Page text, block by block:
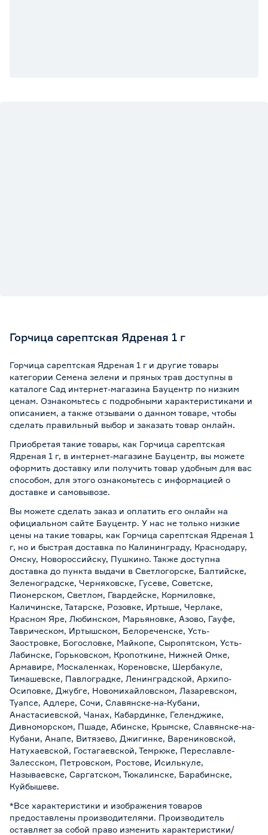
Горчица сарептская Ядреная 1 г
Горчица сарептская Ядреная 1 г и другие товары
категории Семена зелени и пряных трав доступны в
каталоге Сад интернет-магазина Бауцентр по низким
ценам. Ознакомьтесь с подробными характеристиками и
описанием, а также отзывами о данном товаре, чтобы
сделать правильный выбор и заказать товар онлайн.
Приобретая такие товары, как Горчица сарептская
Ядреная 1 г, в интернет-магазине Бауцентр, вы можете
оформить доставку или получить товар удобным для вас
способом, для этого ознакомьтесь с информацией о
доставке и самовывозе.
Вы можете сделать заказ и оплатить его онлайн на
официальном сайте Бауцентр. У нас не только низкие
цены на такие товары, как Горчица сарептская Ядреная 1
г, но и быстрая доставка по Калининграду, Краснодару,
Омску, Новороссийску, Пушкино. Также доступна
доставка до пункта выдачи в Светлогорске, Балтийске,
Зеленоградске, Черняховске, Гусеве, Советске,
Пионерском, Светлом, Гвардейске, Кормиловке,
Каличинске, Татарске, Розовке, Иртыше, Черлаке,
Красном Яре, Любинском, Марьяновке, Азово, Гауфе,
Таврическом, Иртышском, Белореченске, Усть-
Заостровке, Богословке, Майкопе, Сыропятском, Усть-
Лабинске, Горьковском, Кропоткине, Нижней Омке,
Армавире, Москаленках, Кореновске, Шербакуле,
Тимашевске, Павлоградке, Ленинградской, Архипо-
Осиповке, Джубге, Новомихайловском, Лазаревском,
Туапсе, Адлере, Сочи, Славянске-на-Кубани,
Анастасиевской, Чанах, Кабардинке, Геленджике,
Дивноморском, Пшаде, Абинске, Крымске, Славянске-на-
Кубани, Анапе, Витязево, Джигинке, Варениковской,
Натухаевской, Гостагаевской, Темрюке, Переславле-
Залесском, Петровском, Ростове, Исилькуле,
Называевске, Саргатском, Тюкалинске, Барабинске,
Куйбышеве.
*Все характеристики и изображения товаров
предоставлены производителями. Производитель
оставляет за собой право изменить характеристики/